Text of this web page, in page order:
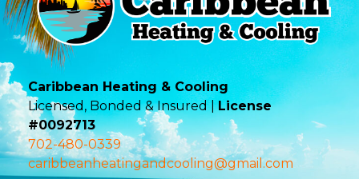
Caribbean Heating & Cooling
Licensed, Bonded & Insured |License
#0092713
702-480-0339
caribbeanheatingandcooling@gmail.com